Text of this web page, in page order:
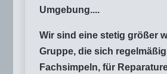
Umgebung....
Wir sind eine stetig größer
Gruppe, die sich
Fachsimpeln, für